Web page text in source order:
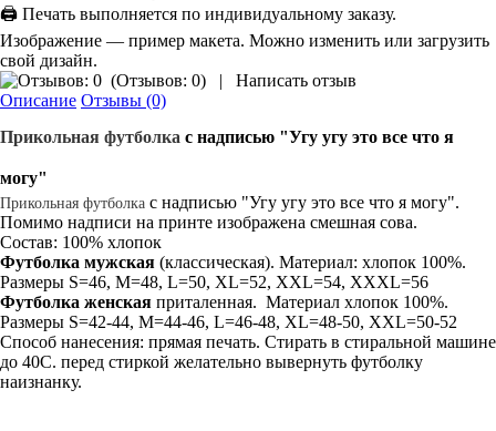
🖨 Печать выполняется по индивидуальному заказу.
Изображение — пример макета. Можно изменить или загрузить
свой дизайн.
(Отзывов: 0) |
Написать отзыв
Описание Отзывы (0)
Прикольная футболка с надписью "Угу угу это все что я
могу"
Прикольная футболка с надписью "Угу угу это все что я могу".
Помимо надписи на принте изображена смешная сова.
Состав: 100% хлопок
Футболка мужская (классическая). Материал: хлопок 100%.
Размеры S=46, M=48, L=50, XL=52, XXL=54, XXXL=56
Футболка женская приталенная. Материал хлопок 100%.
Размеры S=42-44, M=44-46, L=46-48, XL=48-50, XXL=50-52
Способ нанесения: прямая печать. Стирать в стиральной машине
до 40С. перед стиркой желательно вывернуть футболку
наизнанку.